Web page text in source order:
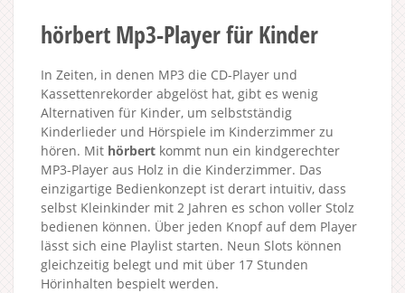
hörbert Mp3-Player für Kinder
In Zeiten, in denen MP3 die CD-Player und
Kassettenrekorder abgelöst hat, gibt es wenig
Alternativen für Kinder, um selbstständig
Kinderlieder und Hörspiele im Kinderzimmer zu
hören. Mit hörbert kommt nun ein kindgerechter
MP3-Player aus Holz in die Kinderzimmer. Das
einzigartige Bedienkonzept ist derart intuitiv, dass
selbst Kleinkinder mit 2 Jahren es schon voller Stolz
bedienen können. Über jeden Knopf auf dem Player
lässt sich eine Playlist starten. Neun Slots können
gleichzeitig belegt und mit über 17 Stunden
Hörinhalten bespielt werden.